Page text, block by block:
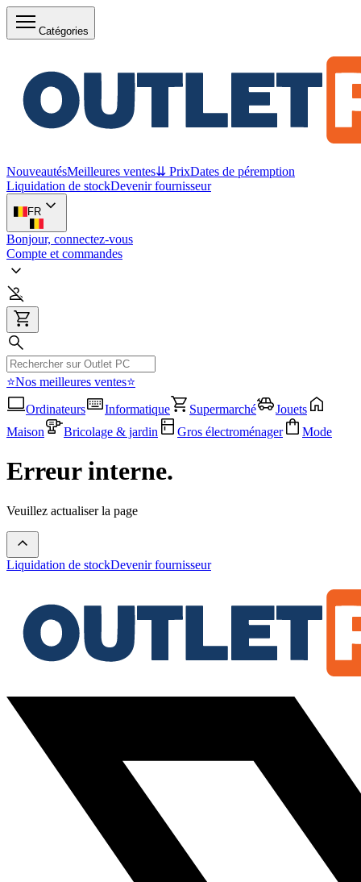
Catégories
NouveautésMeilleures ventes⇊ PrixDates de péremption
Liquidation de stockDevenir fournisseur
FR
Bonjour, connectez-vous
Compte et commandes
⭐Nos meilleures ventes⭐
Ordinateurs
Informatique Supermarché
Jouets
Maison
Bricolage & jardin Gros électroménager Mode
Erreur interne.
Veuillez actualiser la page
Liquidation de stockDevenir fournisseur